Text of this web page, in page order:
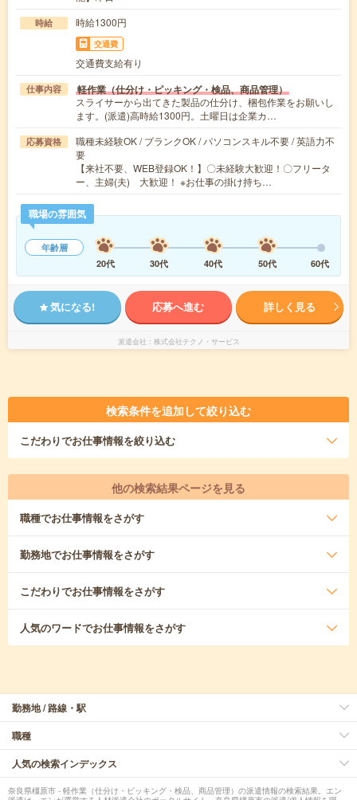
時給 時給1300円
交通費
交通費支給有り
仕事内容 軽作業（仕分け・ピッキング・検品、商品管理）
スライサーから出てきた製品の仕分け、梱包作業をお願いし
ます。(派遣)高時給1300円。土曜日は企業カ…
応募資格
職種未経験OK / ブランクOK / パソコンスキル不要 / 英語力不
要
【来社不要、WEB登録OK！】〇未経験大歓迎！〇フリータ
ー、主婦(夫) 大歓迎！ ※お仕事の掛け持ち…
職場の雰囲気
年齢層
20代
30代 40代 50代 60代
気になる! 応募へ進む 詳しく見る
派遣会社 株式会社テクノ・サービス
検索条件を追加して絞り込む
こだわりでお仕事情報を絞り込む
他の検索結果ページを見る
職種でお仕事情報をさがす
勤務地でお仕事情報をさがす
こだわりでお仕事情報をさがす
人気のワードでお仕事情報をさがす
勤務地 / 路線・駅
職種
人気の検索インデックス
奈良県橿原市 - 軽作業（仕分け・ピッキング・検品、商品管理）の派遣情報の検索結果。エン